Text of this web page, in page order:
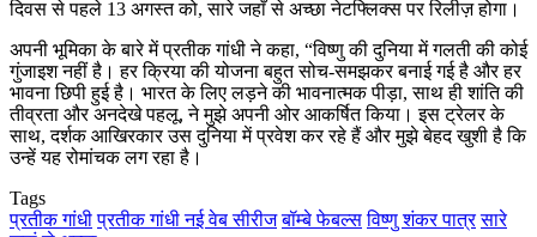
दिवस से पहले 13 अगस्त को, सारे जहाँ से अच्छा नेटफ्लिक्स पर रिलीज़ होगा।
अपनी भूमिका के बारे में प्रतीक गांधी ने कहा, “विष्णु की दुनिया में गलती की कोई
गुंजाइश नहीं है। हर क्रिया की योजना बहुत सोच-समझकर बनाई गई है और हर
भावना छिपी हुई है। भारत के लिए लड़ने की भावनात्मक पीड़ा, साथ ही शांति की
तीव्रता और अनदेखे पहलू, ने मुझे अपनी ओर आकर्षित किया। इस ट्रेलर के
साथ, दर्शक आखिरकार उस दुनिया में प्रवेश कर रहे हैं और मुझे बेहद खुशी है कि
उन्हें यह रोमांचक लग रहा है।
Tags
प्रतीक गांधी प्रतीक गांधी नई वेब सीरीज बॉम्बे फेबल्स विष्णु शंकर पात्र सारे